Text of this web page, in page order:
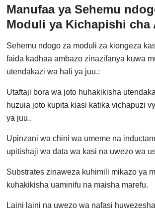
Manufaa ya Sehemu
Moduli ya Kichapishi cha
Sehemu ndogo za moduli za kiongeza
faida kadhaa ambazo zinazifanya kuwa
utendakazi wa hali ya juu.:
Utaftaji bora wa joto huhakikisha
huzuia joto kupita kiasi katika vichapuzi
ya juu..
Upinzani wa chini wa umeme na
upitishaji wa data wa kasi na uwezo wa
Substrates zinaweza kuhimili mikazo ya
kuhakikisha uaminifu na maisha marefu.
Laini laini na uwezo wa nafasi